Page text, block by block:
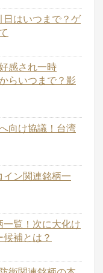
日はいつまで？ゲ
感され一時
らいつまで？影
向け協議！台湾
イン関連銘柄一
一覧！次に大化け
補とは？